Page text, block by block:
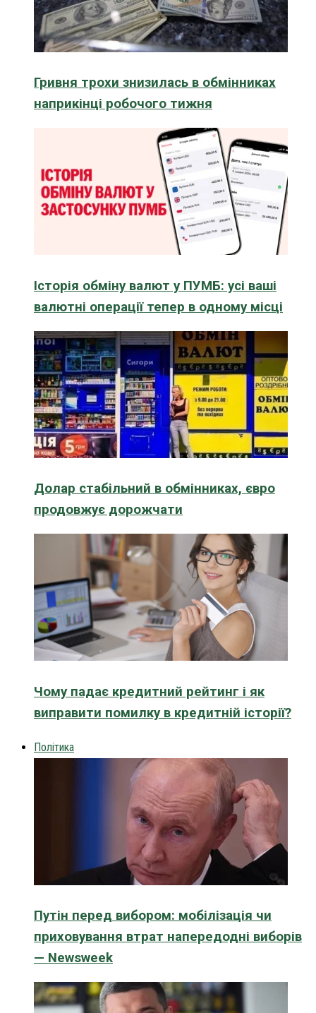
Гривня трохи знизилась в обмінниках
наприкінці робочого тижня
Історія обміну валют у ПУМБ: усі ваші
валютні операції тепер в одному місці
Долар стабільний в обмінниках, євро
продовжує дорожчати
Чому падає кредитний рейтинг і як
виправити помилку в кредитній історії?
Політика
Путін перед вибором: мобілізація чи
приховування втрат напередодні виборів
— Newsweek